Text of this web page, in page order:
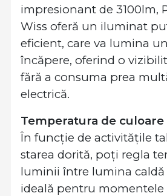
impresionant de 3100lm,
Wiss oferă un iluminat
eficient, care va lumina
încăpere, oferind o
fără a consuma prea
electrică.
Temperatura de culoare
În funcție de activitățile
starea dorită, poți regla
luminii între lumina caldă
ideală pentru momentele